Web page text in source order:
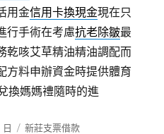
用金信用卡換現金現在只
行手術在考慮抗老除皺最
乾咳艾草精油精油調配而
方料申辦資金時提供體育
換媽媽禮隨時的進
分
新莊支票借款